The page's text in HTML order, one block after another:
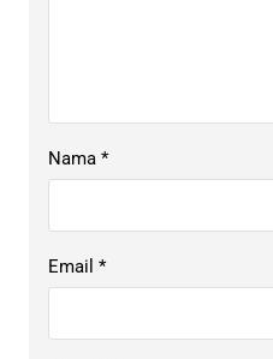
Nama *
Email *